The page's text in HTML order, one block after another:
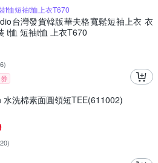
t恤短袖t恤上衣T670
台灣發貨韓版華夫格寬鬆短袖上衣 衣
t恤 短袖t恤 上衣T670
6)
券
水洗棉素面圓領短TEE(611002)
20)